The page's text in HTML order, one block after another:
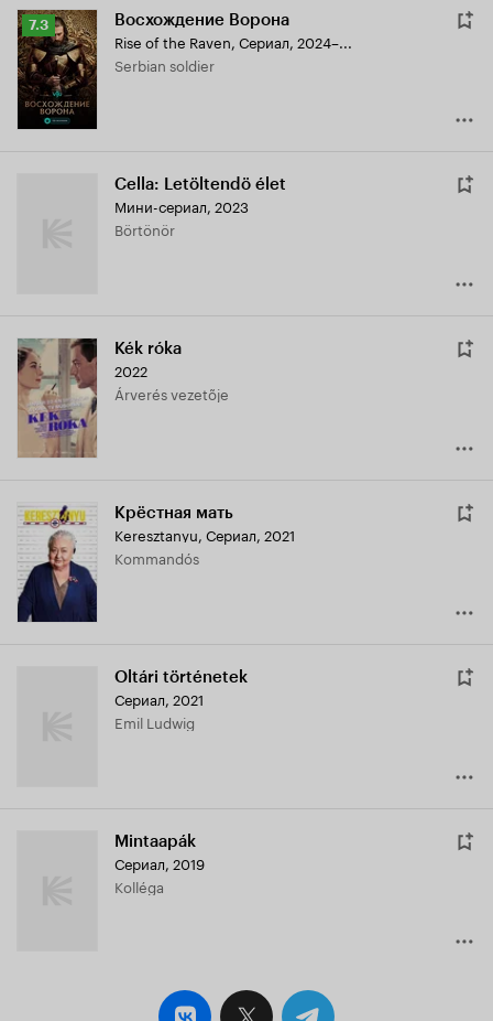
Рейтинг
Кинопоиска
7.3
7.3 Восхождение Ворона
Rise of the Raven, Сериал, 2024–...
Serbian soldier
Cella: Letöltendö élet
Мини-сериал, 2023
Börtönör
Kék róka
2022
Árverés vezetõje
Крёстная мать
Keresztanyu, Сериал, 2021
Kommandós
Oltári történetek
Сериал, 2021
Emil Ludwig
Mintaapák
Сериал, 2019
Kolléga